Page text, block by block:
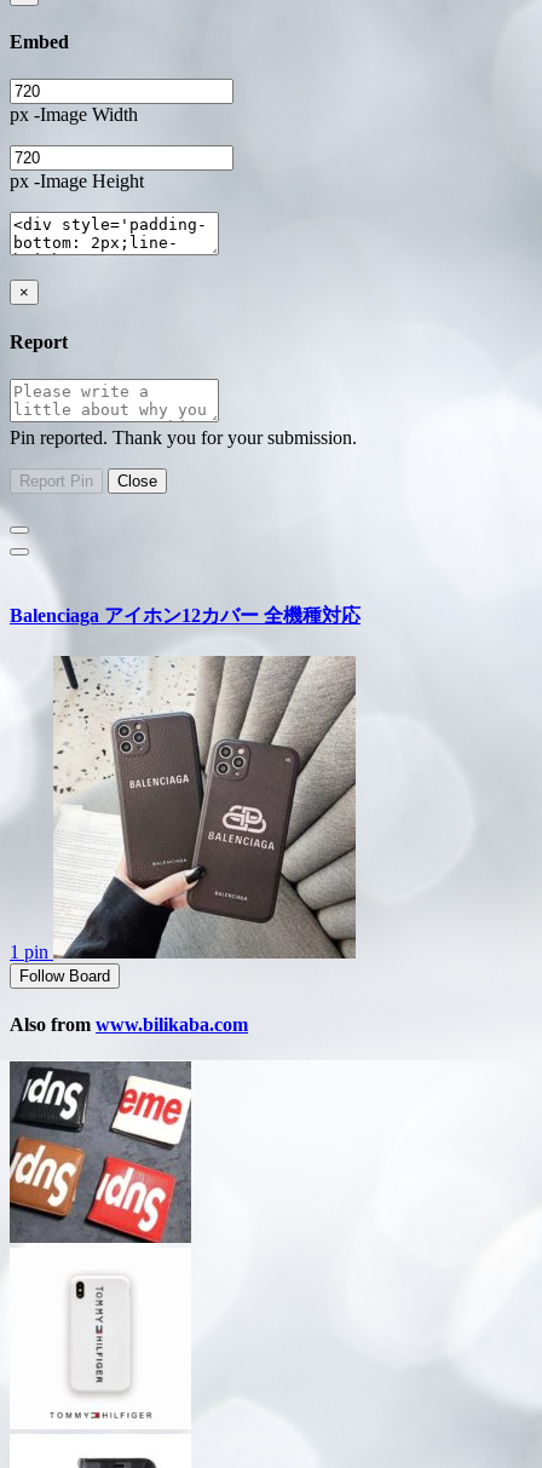
Embed
px -Image Width
px -Image Height
×
Report
Pin reported. Thank you for your submission.
Balenciaga アイホン12カバー 全機種対応
1 pin
Follow Board
Also from www.bilikaba.com